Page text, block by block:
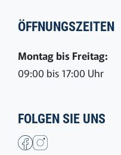
ÖFFNUNGSZEITEN
Montag bis Freitag:
09:00 bis 17:00 Uhr
FOLGEN SIE UNS